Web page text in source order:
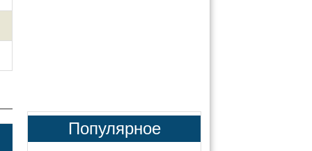
Популярное